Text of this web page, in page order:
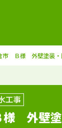
塗装店
塗装店
塗装店
千
埼
市 Ｂ様 外壁塗装・
工事
外壁塗